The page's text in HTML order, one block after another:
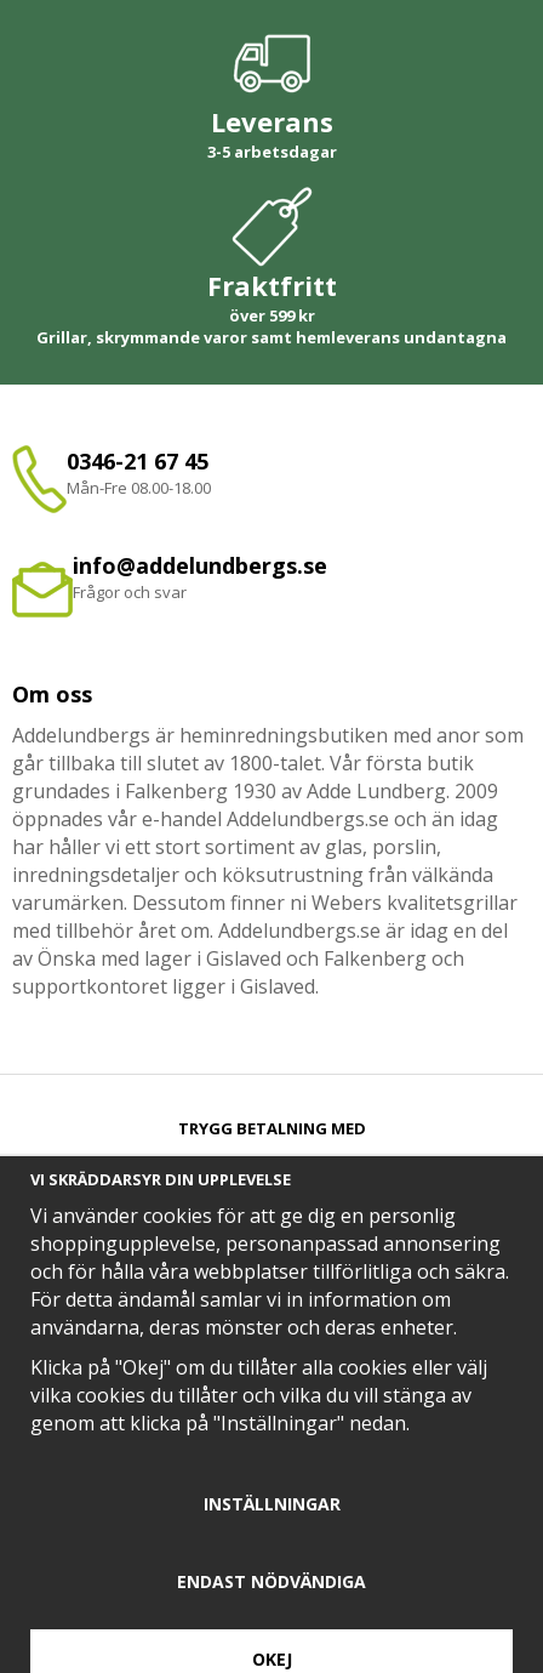
Leverans
3-5 arbetsdagar
Fraktfritt
över 599 kr
Grillar, skrymmande varor samt hemleverans undantagna
0346-21 67 45
Mån-Fre 08.00-18.00
info@addelundbergs.se
Frågor och svar
Om oss
Addelundbergs är heminredningsbutiken med anor som
går tillbaka till slutet av 1800-talet. Vår första butik
grundades i Falkenberg 1930 av Adde Lundberg. 2009
öppnades vår e-handel Addelundbergs.se och än idag
har håller vi ett stort sortiment av glas, porslin,
inredningsdetaljer och köksutrustning från välkända
varumärken. Dessutom finner ni Webers kvalitetsgrillar
med tillbehör året om. Addelundbergs.se är idag en del
av Önska med lager i Gislaved och Falkenberg och
supportkontoret ligger i Gislaved.
TRYGG BETALNING MED​
SNABB LEVERANS MED
EN DEL AV
VI SKRÄDDARSYR DIN UPPLEVELSE
Vi använder cookies för att ge dig en personlig
shoppingupplevelse, personanpassad annonsering
och för hålla våra webbplatser tillförlitliga och säkra.
För detta ändamål samlar vi in information om
användarna, deras mönster och deras enheter.
Klicka på "Okej" om du tillåter alla cookies eller välj
vilka cookies du tillåter och vilka du vill stänga av
genom att klicka på "Inställningar" nedan.
INSTÄLLNINGAR
ENDAST NÖDVÄNDIGA
OKEJ